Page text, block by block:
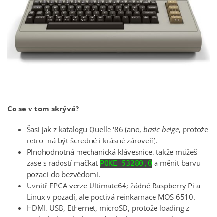
Co se v tom skrývá?
Šasi jak z katalogu Quelle '86 (ano, basic beige, protože
retro má být šeredné i krásné zároveň).
Plnohodnotná mechanická klávesnice, takže můžeš
zase s radostí mačkat POKE 53280,0 a měnit barvu
pozadí do bezvědomí.
Uvnitř FPGA verze Ultimate64; žádné Raspberry Pi a
Linux v pozadí, ale poctivá reinkarnace MOS 6510.
HDMI, USB, Ethernet, microSD, protože loading z